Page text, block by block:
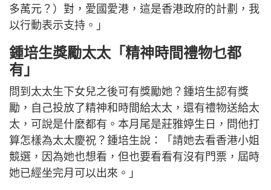
多萭元？）對，愛國愛港，這是香港政府的計劃，我
以行動表示支持。」
鍾培生獎勵太太「精神時間禮物乜都
有」
問到太太生下女兒之後可有獎勵她？鍾培生認有獎
勵，自己投放了精神和時間給太太，還有禮物送給太
太，可說是什麼都有。本月尾是莊雅婷生日，問他打
算怎樣為太太慶祝？鍾培生說：「請她去看香港小姐
競選，因為她也想看，但也要看看有沒有門票，屆時
她已經坐完月可以出來。」